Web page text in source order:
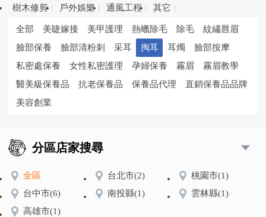
樹木修剪
戶外娛樂 通風工程 其它
全部 美睫嫁接 美甲護理 熱蠟除毛 除毛
紋繡唇眉
臉部保養
臉部清粉刺 采耳 掏耳 耳燭
臉部按摩
私密處保養
女性私密護理 孕婦保養 霧眉
霧眉教學
醫美級保養品
抗老保養品 保養品代理
直銷保養品品牌
美容創業
分區店家搜尋
全區 台北市(2) 桃園市(1)
台中市(6) 南投縣(1) 雲林縣(1)
高雄市(1)